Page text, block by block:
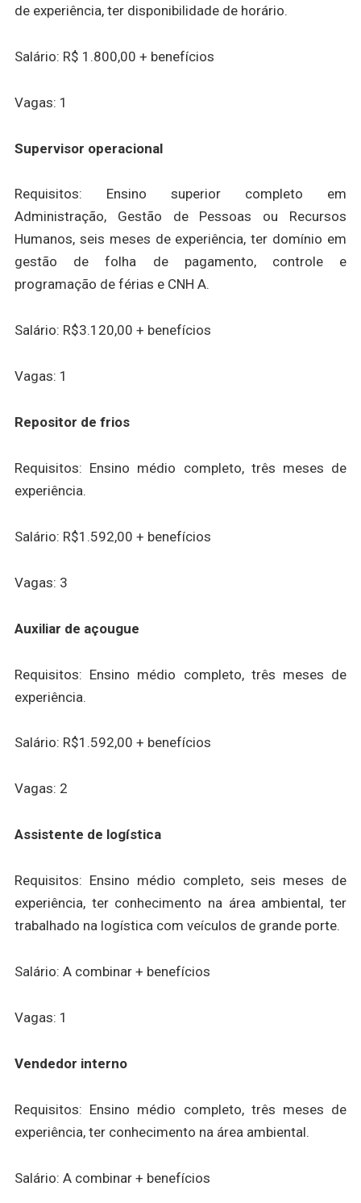
de experiência, ter disponibilidade de horário.
Salário: R$ 1.800,00 + benefícios
Vagas: 1
Supervisor operacional
Requisitos: Ensino superior completo em
Administração, Gestão de Pessoas ou Recursos
Humanos, seis meses de experiência, ter domínio em
gestão de folha de pagamento, controle e
programação de férias e CNH A.
Salário: R$3.120,00 + benefícios
Vagas: 1
Repositor de frios
Requisitos: Ensino médio completo, três meses de
experiência.
Salário: R$1.592,00 + benefícios
Vagas: 3
Auxiliar de açougue
Requisitos: Ensino médio completo, três meses de
experiência.
Salário: R$1.592,00 + benefícios
Vagas: 2
Assistente de logística
Requisitos: Ensino médio completo, seis meses de
experiência, ter conhecimento na área ambiental, ter
trabalhado na logística com veículos de grande porte.
Salário: A combinar + benefícios
Vagas: 1
Vendedor interno
Requisitos: Ensino médio completo, três meses de
experiência, ter conhecimento na área ambiental.
Salário: A combinar + benefícios